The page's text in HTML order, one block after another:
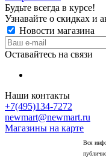
Будьте всегда в курсе!
Узнавайте о скидках и
Новости магазина
Оставайтесь на связи
Наши контакты
+7(495)134-7272
newmart@newmart.ru
Магазины на карте
Вся